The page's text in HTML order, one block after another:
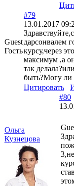
Guest
Гость
#79
13.01.2017
дарсонвалем
курсу,через
максимум ,а
так
быть?Могу ли
Цитировать
Ольга
Кузнецова
#80